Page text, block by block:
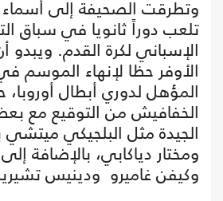
وتطرقت الصحيفة إلى أسماء
تلعب دوراً ثانويا في سباق
الإسباني لكرة القدم. ويبدو
الأوفر حظا لإنهاء الموسم في
المؤهل لدوري أبطال
الخفافيش من التوقيع مع
الجيدة مثل البلجيكي
ومختار دياكابي، بالإضافة
وكيفن غاميرو ودينيس